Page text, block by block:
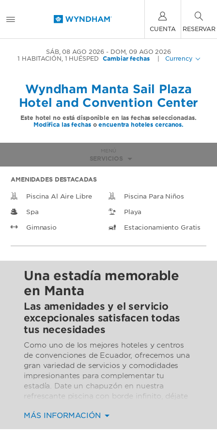
CUENTA RESERVAR
SÁB, 08 AGO 2026
DOM, 09 AGO 2026
1 HABITACIÓN, 1 HUÉSPED Cambiar fechas Currency
Wyndham Manta Sail Plaza
Hotel and Convention Center
Este hotel no está disponible en las fechas seleccionadas.
Modifica las fechasoencuentra hoteles cercanos.
MENÚ
SERVICIOS
AMENIDADES DESTACADAS
Piscina Al Aire Libre Piscina Para Niños
Spa Playa
Gimnasio Estacionamiento Gratis
Una estadía memorable
en Manta
Las amenidades y el servicio
excepcionales satisfacen todas
tus necesidades
Como uno de los mejores hoteles y centros
de convenciones de Ecuador, ofrecemos una
gran variedad de servicios y comodidades
impresionantes para complementar tu
estadía. Date un chapuzón en nuestra
refrescante piscina con borde infinito, déjate
nuestro moderno gimnasio. Disfruta de
MÁS INFORMACIÓN